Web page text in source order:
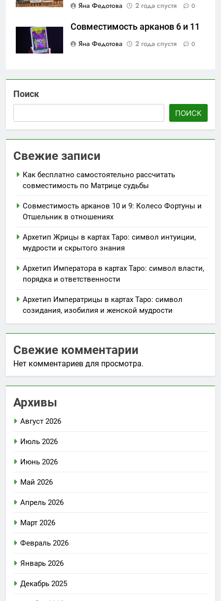
Яна Федотова
2 года спустя 0
Совместимость арканов 6 и 11
Яна Федотова
2 года спустя 0
Поиск
ПОИСК
Свежие записи
Как бесплатно самостоятельно рассчитать
совместимость по Матрице судьбы
Совместимость арканов 10 и 9: Колесо Фортуны и
Отшельник в отношениях
Архетип Жрицы в картах Таро: символ интуиции,
мудрости и скрытого знания
Архетип Императора в картах Таро: символ власти,
порядка и ответственности
Архетип Императрицы в картах Таро: символ
созидания, изобилия и женской мудрости
Свежие комментарии
Нет комментариев для просмотра.
Архивы
Август 2026
Июль 2026
Июнь 2026
Май 2026
Апрель 2026
Март 2026
Февраль 2026
Январь 2026
Декабрь 2025